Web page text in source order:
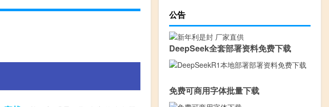
公告
DeepSeek全套部署资料免费下载
免费可商用字体批量下载